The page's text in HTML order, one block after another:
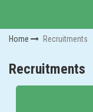
Home Recruitments
Recruitments